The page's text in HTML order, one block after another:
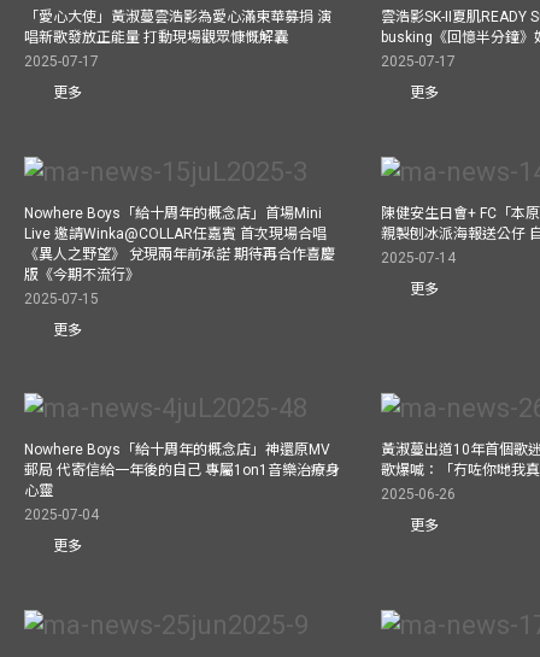
「愛心大使」黃淑蔓雲浩影為愛心滿東華募捐 演
唱新歌發放正能量 打動現場觀眾慷慨解囊
2025-07-17
更多
雲浩影SK-II夏肌READY
busking《回憶半分鐘》
2025-07-17
更多
Nowhere Boys「給十周年的概念店」首場Mini
Live 邀請Winka@COLLAR任嘉賓 首次現場合唱
《異人之野望》 兌現兩年前承諾 期待再合作喜慶
版《今期不流行》
2025-07-15
更多
陳健安生日會+ FC「本
親製刨冰派海報送公仔
2025-07-14
更多
Nowhere Boys「給十周年的概念店」神還原MV
郵局 代寄信給一年後的自己 專屬1on1音樂治療身
心靈
2025-07-04
更多
黃淑蔓出道10年首個歌
歌爆喊：「冇咗你哋我
2025-06-26
更多